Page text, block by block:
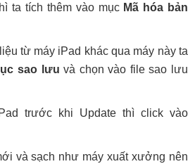
ta tích thêm vào mục Mã hóa bản
từ máy iPad khác qua máy này ta
sao lưu và chọn vào file sao lưu
trước khi Update thì click vào
và sạch như máy xuất xưởng nên